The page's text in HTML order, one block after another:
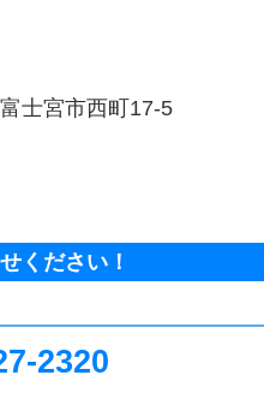
士宮市西町17-5
ください！
2320